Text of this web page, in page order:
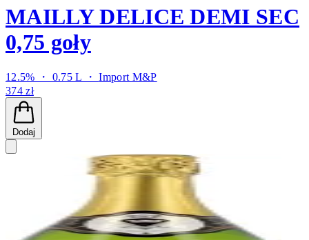
MAILLY DELICE DEMI SEC
0,75 goły
12.5% ・ 0.75 L ・Import M&P
374 zł
Dodaj